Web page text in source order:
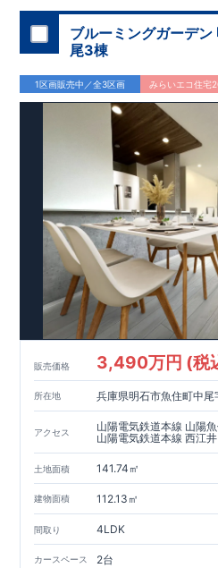
ブルーミングガーデン
尾3棟
1区画販売中／全3区画 みらいエコ住宅
販売価格 3,490万円 (税
所在地 兵庫県明石市魚住町中尾
アクセス
山陽電気鉄道本線 山陽
山陽電気鉄道本線 西江
土地面積 141.74㎡
建物面積 112.13㎡
間取り 4LDK
カースペース 2台